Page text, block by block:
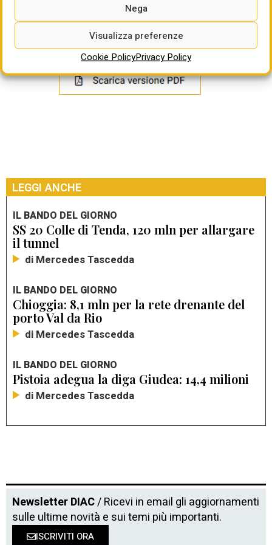
Nega
Visualizza preferenze
Cookie PolicyPrivacy Policy
Per approfondire:
https://cobon1tp.acquistitelematici.it/tender/66
LEGGI ANCHE
IL BANDO DEL GIORNO
SS 20 Colle di Tenda, 120 mln per allargare
il tunnel
di Mercedes Tascedda
IL BANDO DEL GIORNO
Chioggia: 8,1 mln per la rete drenante del
porto Val da Rio
di Mercedes Tascedda
IL BANDO DEL GIORNO
Pistoia adegua la diga Giudea: 14,4 milioni
di Mercedes Tascedda
Newsletter DIAC/ Ricevi in email gli aggiornamenti
sulle ultime novità e sui temi più importanti.
ISCRIVITI ORA